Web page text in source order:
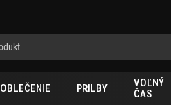
OBLEČENIE PRILBY
VOĽNÝ
ČAS